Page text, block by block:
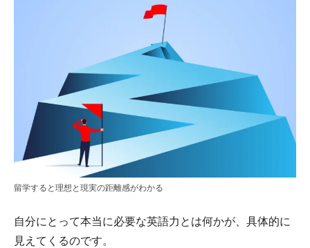
留学すると理想と現実の距離感がわかる
自分にとって本当に必要な英語力とは何かが、具体的に
見えてくるのです。